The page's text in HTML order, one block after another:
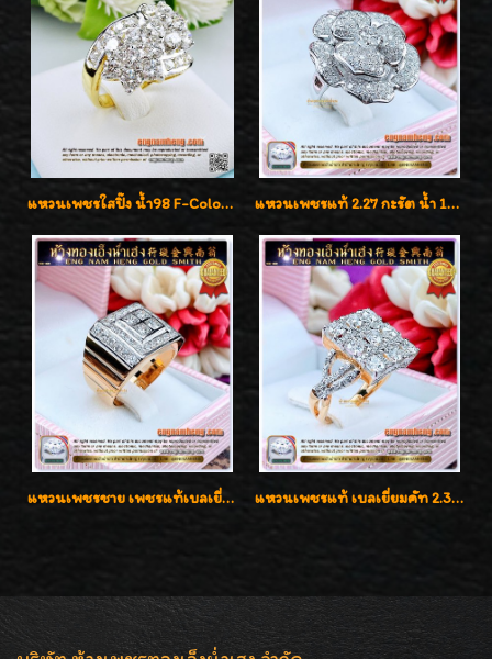
แหวนเพชรใสปิ๊ง น้ำ98 F-Color/VVS1 น้ำหนักเพชรรวม 2.56 กะรัต ใส่เต็มนิ้วเพชรเป็นน้ำเป็นเนื้อสวยมากๆค่ะ แหวนเพชรแท้ 2.27 กะรัต น้ำ 100% เบลเยี่ยมคัท ลวดลายดอกกุหลาบหรู
แหวนเพชรชาย เพชรแท้เบลเยี่ยมคัท น้ำ100% D-Color/VVS 2.46 กะรัต แหวนเพชรแท้ เบลเยี่ยมคัท 2.39 กะรัต น้ำ 98 F-Color/VVS ดีไซน์หน้ากว้างหรูเต็มนิ้ว